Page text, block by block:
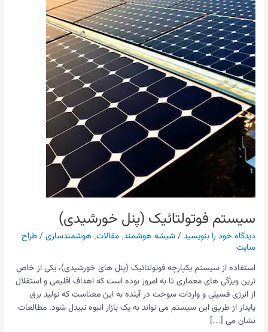
سیستم فوتولتائیک (پنل خورشیدی)
دیدگاه‌ خود را بنویسید /شیشه هوشمند,مقالات, هوشمندسازی /طراح
سایت
استفاده از سیستم یکپارچه فوتولتائیک (پنل های خورشیدی)، یکی از خاص
ترین ویژگی های معماری تا به امروز بوده است که اهداف اقلیمی و استقلال
از انرژی فسیلی و واردات سوخت در آینده به این معناست که تولید برق
پایدار از طریق این سیستم می تواند به یک بازار انبوه تبیدل شود. مطالعات
نشان می […]
فوتولتائیک
(پنل
خورشیدی)